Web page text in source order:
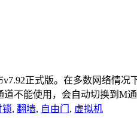
v7.92正式版。在多数网络
不能使用，会自动切换到M
锁, 翻墙, 自由门 , 虚拟机